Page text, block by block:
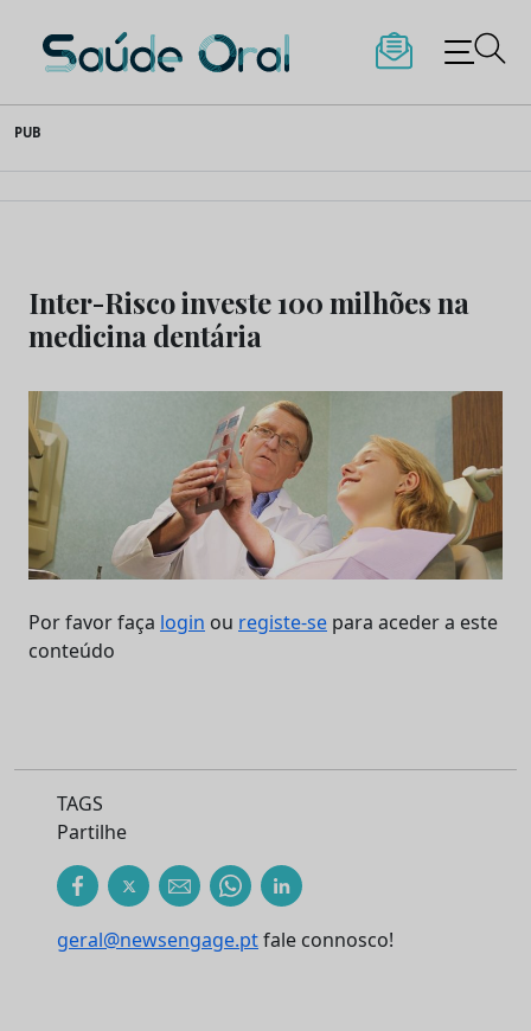
to
content
Saúde Oral
PUB
Inter-Risco investe 100 milhões na
medicina dentária
Por favor faça login ou registe-se para aceder a este
conteúdo
TAGS
Partilhe
geral@newsengage.ptfale connosco!